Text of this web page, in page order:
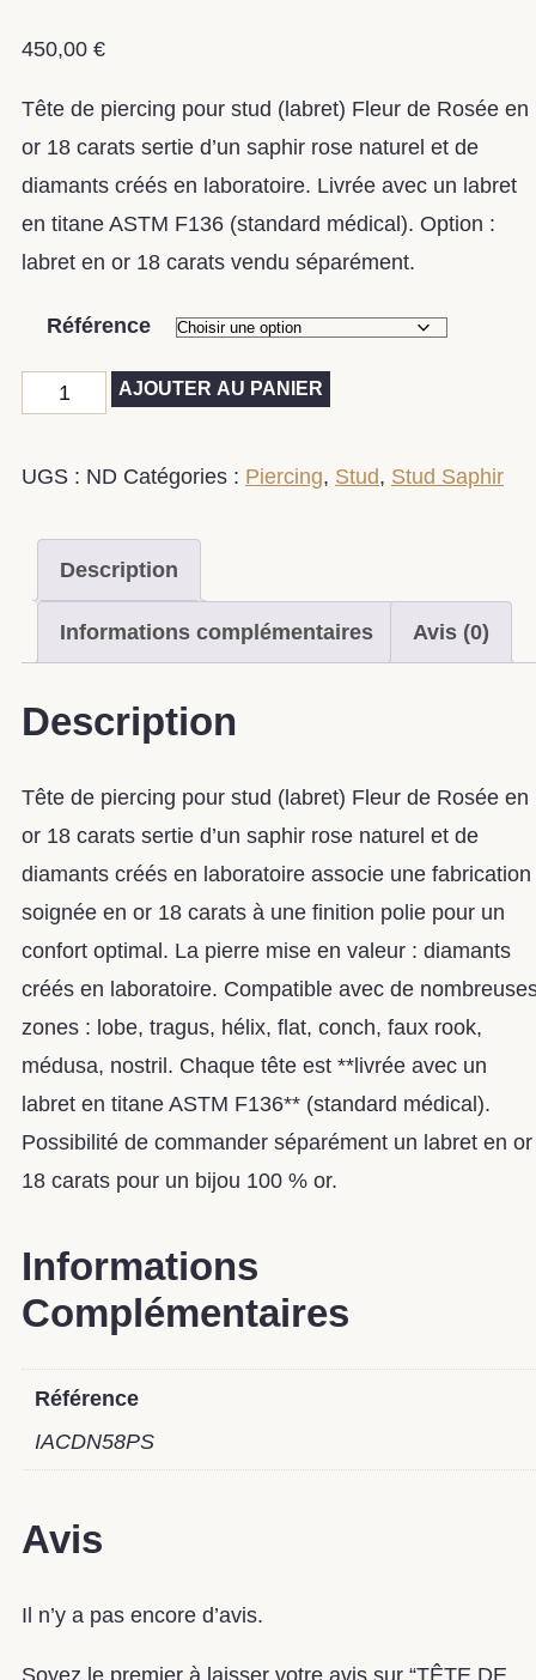
450,00 €
Tête de piercing pour stud (labret) Fleur de Rosée en
or 18 carats sertie d’un saphir rose naturel et de
diamants créés en laboratoire. Livrée avec un labret
en titane ASTM F136 (standard médical). Option :
labret en or 18 carats vendu séparément.
Référence
AJOUTER AU PANIER
UGS : ND Catégories : Piercing, Stud, Stud Saphir
Description
Informations complémentaires Avis (0)
Description
Tête de piercing pour stud (labret) Fleur de Rosée en
or 18 carats sertie d’un saphir rose naturel et de
diamants créés en laboratoire associe une fabrication
soignée en or 18 carats à une finition polie pour un
confort optimal. La pierre mise en valeur : diamants
créés en laboratoire. Compatible avec de
zones : lobe, tragus, hélix, flat, conch, faux rook,
médusa, nostril. Chaque tête est **livrée avec un
labret en titane ASTM F136** (standard médical).
Possibilité de commander séparément un labret en or
18 carats pour un bijou 100 % or.
Informations
Complémentaires
Référence
IACDN58PS
Avis
Il n’y a pas encore d’avis.
Soyez le premier à laisser votre avis sur “TÊTE DE